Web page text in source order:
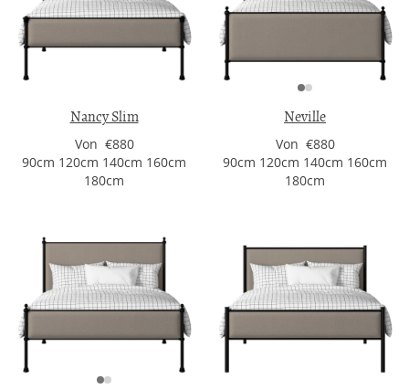
Nancy Slim
Von €880
90cm 120cm 140cm 160cm
180cm
Neville
Von €880
90cm 120cm 140cm 160cm
180cm